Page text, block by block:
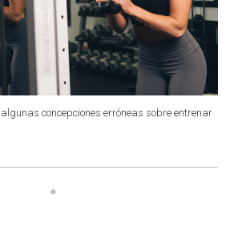
concepciones erróneas sobre entrenar